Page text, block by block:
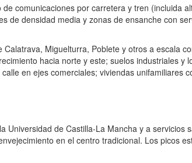
comunicaciones por carretera y tren (incluida
de densidad media y zonas de ensanche con
Miguelturra, Poblete y otros a escala
hacia norte y este; suelos industriales y
en ejes comerciales; viviendas unifamiliares
Universidad de Castilla-La Mancha y a servicios
en el centro tradicional. Los picos